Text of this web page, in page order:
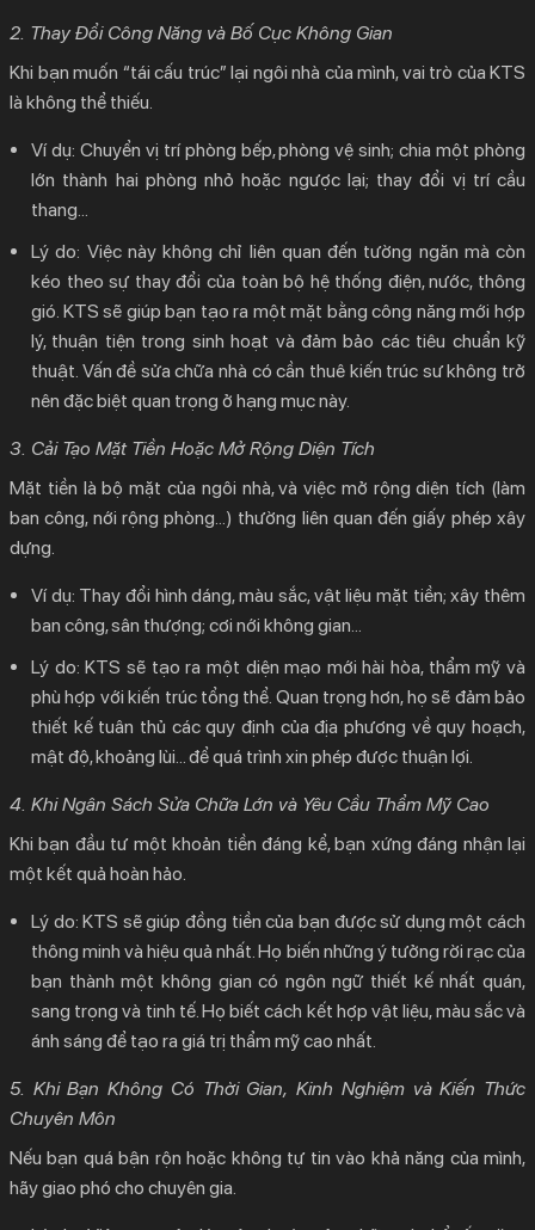
2. Thay Đổi Công Năng và Bố Cục Không Gian
Khi bạn muốn “tái cấu trúc” lại ngôi nhà của mình, vai trò của KTS
là không thể thiếu.
Ví dụ: Chuyển vị trí phòng bếp, phòng vệ sinh; chia một phòng
lớn thành hai phòng nhỏ hoặc ngược lại; thay đổi vị trí cầu
thang…
Lý do: Việc này không chỉ liên quan đến tường ngăn mà còn
kéo theo sự thay đổi của toàn bộ hệ thống điện, nước, thông
gió. KTS sẽ giúp bạn tạo ra một mặt bằng công năng mới hợp
lý, thuận tiện trong sinh hoạt và đảm bảo các tiêu chuẩn kỹ
thuật. Vấn đề sửa chữa nhà có cần thuê kiến trúc sư không trở
nên đặc biệt quan trọng ở hạng mục này.
3. Cải Tạo Mặt Tiền Hoặc Mở Rộng Diện Tích
Mặt tiền là bộ mặt của ngôi nhà, và việc mở rộng diện tích (làm
ban công, nới rộng phòng…) thường liên quan đến giấy phép xây
dựng.
Ví dụ: Thay đổi hình dáng, màu sắc, vật liệu mặt tiền; xây thêm
ban công, sân thượng; cơi nới không gian…
Lý do: KTS sẽ tạo ra một diện mạo mới hài hòa, thẩm mỹ và
phù hợp với kiến trúc tổng thể. Quan trọng hơn, họ sẽ đảm bảo
thiết kế tuân thủ các quy định của địa phương về quy hoạch,
mật độ, khoảng lùi… để quá trình xin phép được thuận lợi.
4. Khi Ngân Sách Sửa Chữa Lớn và Yêu Cầu Thẩm Mỹ Cao
Khi bạn đầu tư một khoản tiền đáng kể, bạn xứng đáng nhận lại
một kết quả hoàn hảo.
Lý do: KTS sẽ giúp đồng tiền của bạn được sử dụng một cách
thông minh và hiệu quả nhất. Họ biến những ý tưởng rời rạc của
bạn thành một không gian có ngôn ngữ thiết kế nhất quán,
sang trọng và tinh tế. Họ biết cách kết hợp vật liệu, màu sắc và
ánh sáng để tạo ra giá trị thẩm mỹ cao nhất.
5. Khi Bạn Không Có Thời Gian, Kinh Nghiệm và Kiến Thức
Chuyên Môn
Nếu bạn quá bận rộn hoặc không tự tin vào khả năng của mình,
hãy giao phó cho chuyên gia.